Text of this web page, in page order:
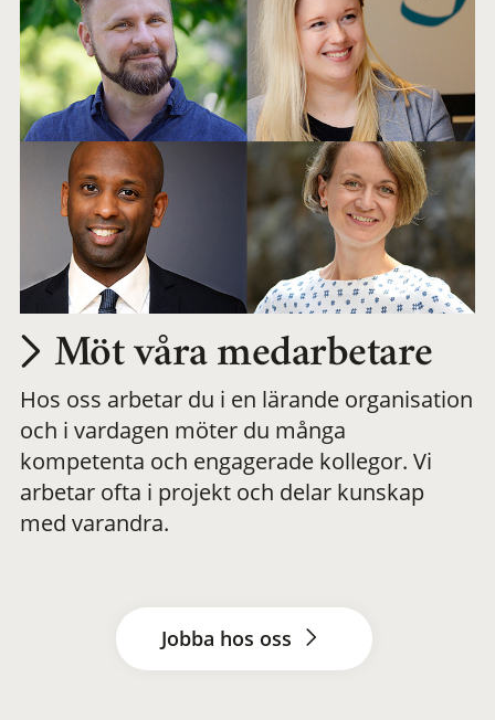
Möt våra medarbetare
Hos oss arbetar du i en lärande organisation
och i vardagen möter du många
kompetenta och engagerade kollegor. Vi
arbetar ofta i projekt och delar kunskap
med varandra.
Jobba hos oss